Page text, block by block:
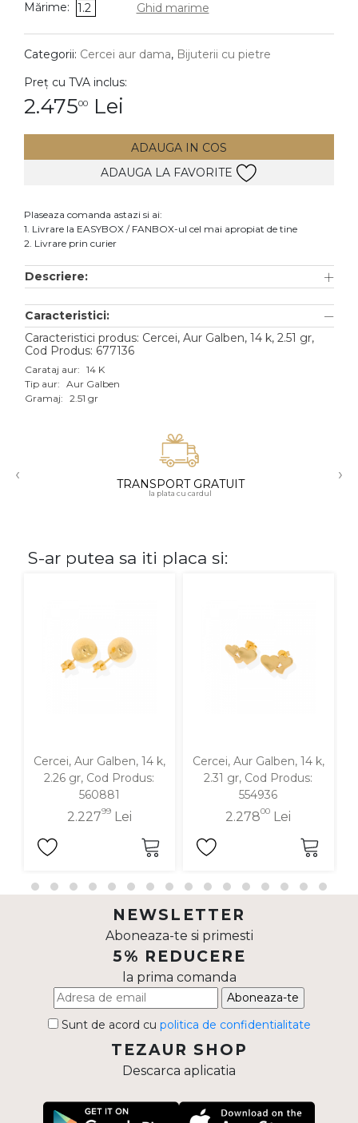
DIAMANTE Vezi toate
Cercei
Accesorii
Aur alb
Aur roz
Aur mixt
18K
Mărime: 1.2 Ghid marime
Categorii: Cercei aur dama, Bijuterii cu pietre
Preț cu TVA inclus:
2.47500 Lei
ADAUGA IN COS
ADAUGA LA FAVORITE
Plaseaza comanda astazi si ai:
1. Livrare la EASYBOX / FANBOX-ul cel mai apropiat de tine
2. Livrare prin curier
Descriere:
Caracteristici:
Caracteristici produs: Cercei, Aur Galben, 14 k, 2.51 gr,
Cod Produs: 677136
Carataj aur: 14 K
Tip aur: Aur Galben
Gramaj: 2.51 gr
‹ TRANSPORT GRATUIT
la plata cu cardul
›
S-ar putea sa iti placa si:
Cercei, Aur Galben, 14 k,
2.26 gr, Cod Produs:
560881
2.22799Lei
Cercei, Aur Galben, 14 k,
2.31 gr, Cod Produs:
554936
2.27800 Lei
NEWSLETTER
Aboneaza-te si primesti
5% REDUCERE
la prima comanda
Aboneaza-te
Sunt de acord cu politica de confidentialitate
TEZAUR SHOP
Descarca aplicatia